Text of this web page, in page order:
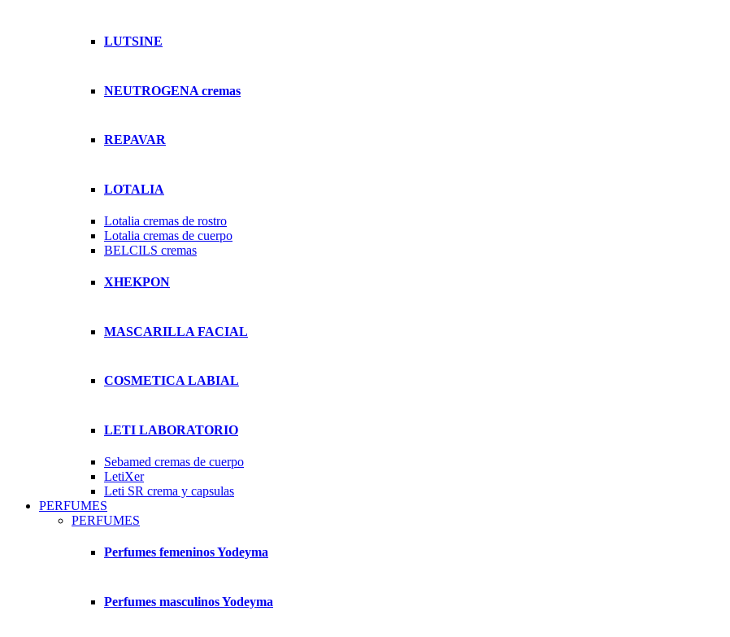
LUTSINE
NEUTROGENA cremas
REPAVAR
LOTALIA
Lotalia cremas de rostro
Lotalia cremas de cuerpo
BELCILS cremas
XHEKPON
MASCARILLA FACIAL
COSMETICA LABIAL
LETI LABORATORIO
Sebamed cremas de cuerpo
LetiXer
Leti SR crema y capsulas
PERFUMES
PERFUMES
Perfumes femeninos Yodeyma
Perfumes masculinos Yodeyma